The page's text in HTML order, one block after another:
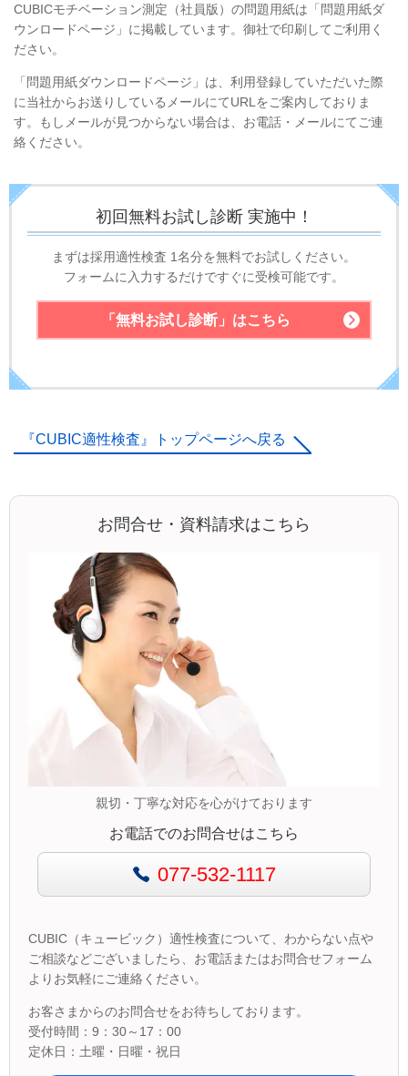
CUBICモチベーション測定（社員版）の問題用紙は「問題用紙ダ
ウンロードページ」に掲載しています。御社で印刷してご利用く
ださい。
「問題用紙ダウンロードページ」は、利用登録していただいた際
に当社からお送りしているメールにてURLをご案内しておりま
す。もしメールが見つからない場合は、お電話・メールにてご連
絡ください。
初回無料お試し診断 実施中！
まずは採用適性検査 1名分を無料でお試しください。
フォームに入力するだけですぐに受検可能です。
「無料お試し診断」 はこちら
『CUBIC適性検査』トップページへ戻る
お問合せ・資料請求はこちら
親切・丁寧な対応を心がけております
お電話でのお問合せはこちら
077-532-1117
CUBIC（キュービック）適性検査について、わからない点や
ご相談などございましたら、お電話またはお問合せフォーム
よりお気軽にご連絡ください。
お客さまからのお問合せをお待ちしております。
受付時間：9：30～17：00
定休日：土曜・日曜・祝日